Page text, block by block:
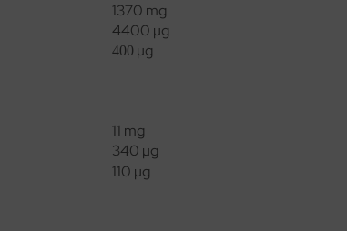
1370 mg
4400 µg
400 µg
11 mg
340 µg
110 µg